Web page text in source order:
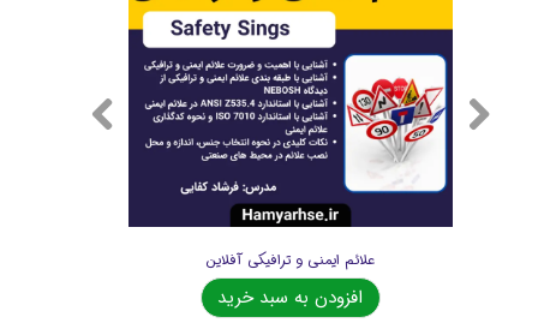
علائم ایمنی و ترافیکی آفلاین
افزودن به سبد خرید